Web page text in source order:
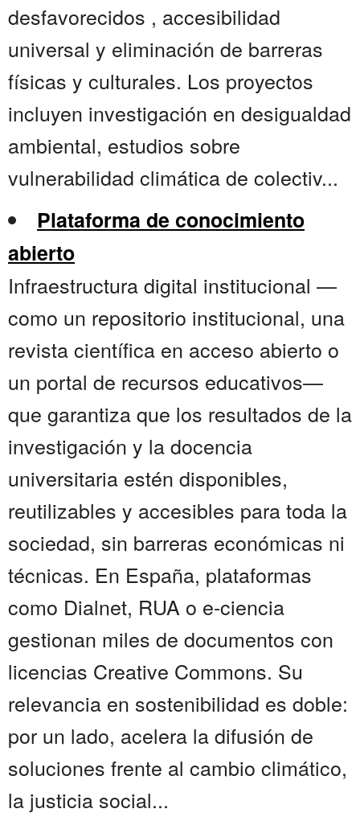
desfavorecidos , accesibilidad
universal y eliminación de barreras
físicas y culturales. Los proyectos
incluyen investigación en desigualdad
ambiental, estudios sobre
vulnerabilidad climática de colectiv...
Plataforma de conocimiento
abierto
Infraestructura digital institucional —
como un repositorio institucional, una
revista científica en acceso abierto o
un portal de recursos educativos—
que garantiza que los resultados de la
investigación y la docencia
universitaria estén disponibles,
reutilizables y accesibles para toda la
sociedad, sin barreras económicas ni
técnicas. En España, plataformas
como Dialnet, RUA o e-ciencia
gestionan miles de documentos con
licencias Creative Commons. Su
relevancia en sostenibilidad es doble:
por un lado, acelera la difusión de
soluciones frente al cambio climático,
la justicia social...